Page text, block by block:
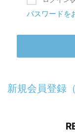
パスワードを
新規会員登録